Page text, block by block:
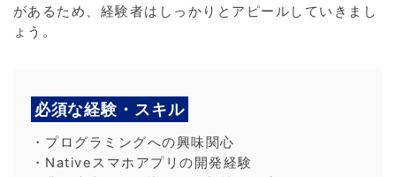
があるため、経験者はしっかりとアピールしていきまし
ょう。
必須な経験・スキル
・プログラミングへの興味関心
・Nativeスマホアプリの開発経験